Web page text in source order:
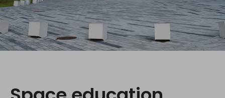
Latviski
Социальные сети: